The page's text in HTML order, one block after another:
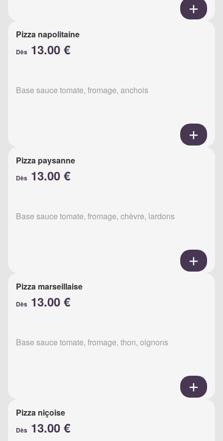
Pizza napolitaine
Dès 13.00 €
Base sauce tomate, fromage, anchois
Pizza paysanne
Dès 13.00 €
Base sauce tomate, fromage, chèvre, lardons
Pizza marseillaise
Dès 13.00 €
Base sauce tomate, fromage, thon, oignons
Pizza niçoise
Dès 13.00 €